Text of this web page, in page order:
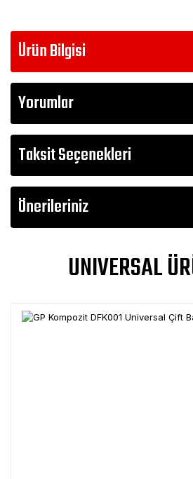
Ürün Bilgisi
Yorumlar
Taksit Seçenekleri
Önerileriniz
UNIVERSAL